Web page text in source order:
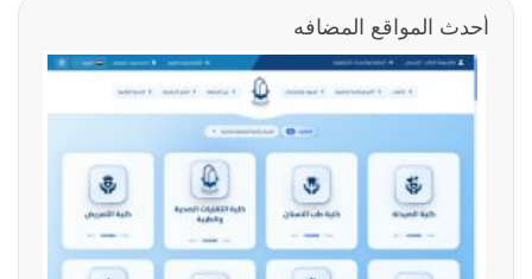
أحدث المواقع المضافه